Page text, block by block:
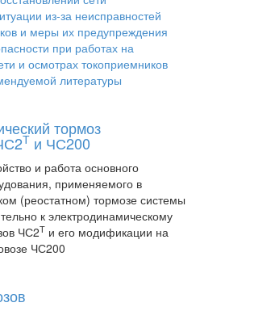
из-за неисправностей
и меры их предупреждения
при работах на
и осмотрах токоприемников
литературы
тормоз
Т и ЧС200
и работа основного
применяемого в
(реостатном) тормозе системы
к электродинамическому
ЧС2Т и его модификации на
ЧС200